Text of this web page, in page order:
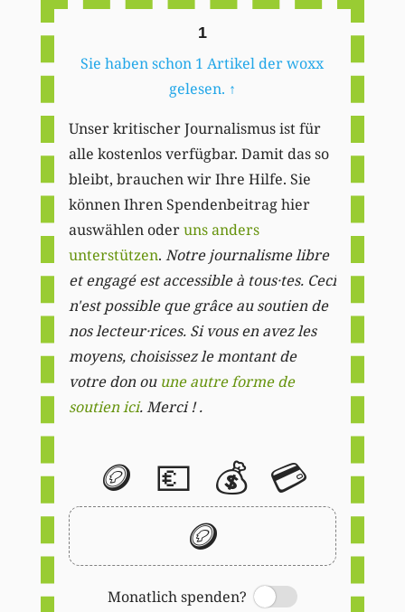
1
Sie haben schon 1 Artikel der woxx
gelesen. ↑
Unser kritischer Journalismus ist für
alle kostenlos verfügbar. Damit das so
bleibt, brauchen wir Ihre Hilfe. Sie
können Ihren Spendenbeitrag hier
auswählen oderuns anders
unterstützen. Notre journalisme libre
et engagé est accessible à tous·tes. Ceci
n'est possible que grâce au soutien de
nos lecteur·rices. Si vous en avez les
moyens, choisissez le montant de
votre don ou une autre forme de
soutien ici. Merci ! .
🪙 💶 💰 💳
🪙
Monatlich spenden?
Switch